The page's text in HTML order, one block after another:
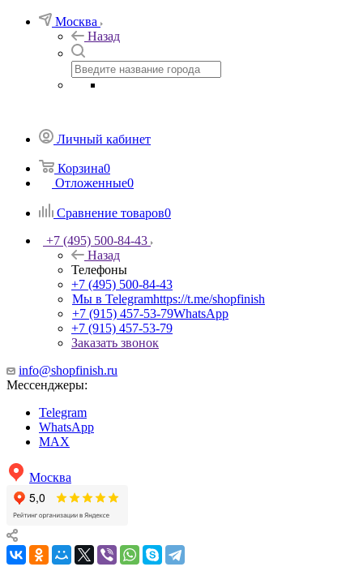
Москва
Назад
Личный кабинет
Корзина0
Отложенные0
Сравнение товаров0
+7 (495) 500-84-43
Назад
Телефоны
+7 (495) 500-84-43
Мы в Telegramhttps://t.me/shopfinish
+7 (915) 457-53-79WhatsApp
+7 (915) 457-53-79
Заказать звонок
info@shopfinish.ru
Мессенджеры:
Telegram
WhatsApp
MAX
Москва